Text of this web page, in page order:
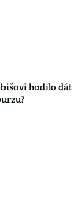
hodilo dát